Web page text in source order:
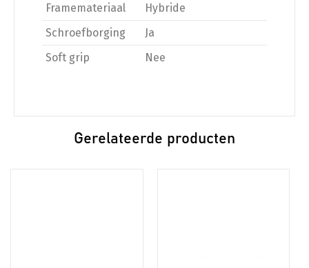
Framemateriaal
Hybride
Schroefborging
Ja
Soft grip
Nee
Gerelateerde producten